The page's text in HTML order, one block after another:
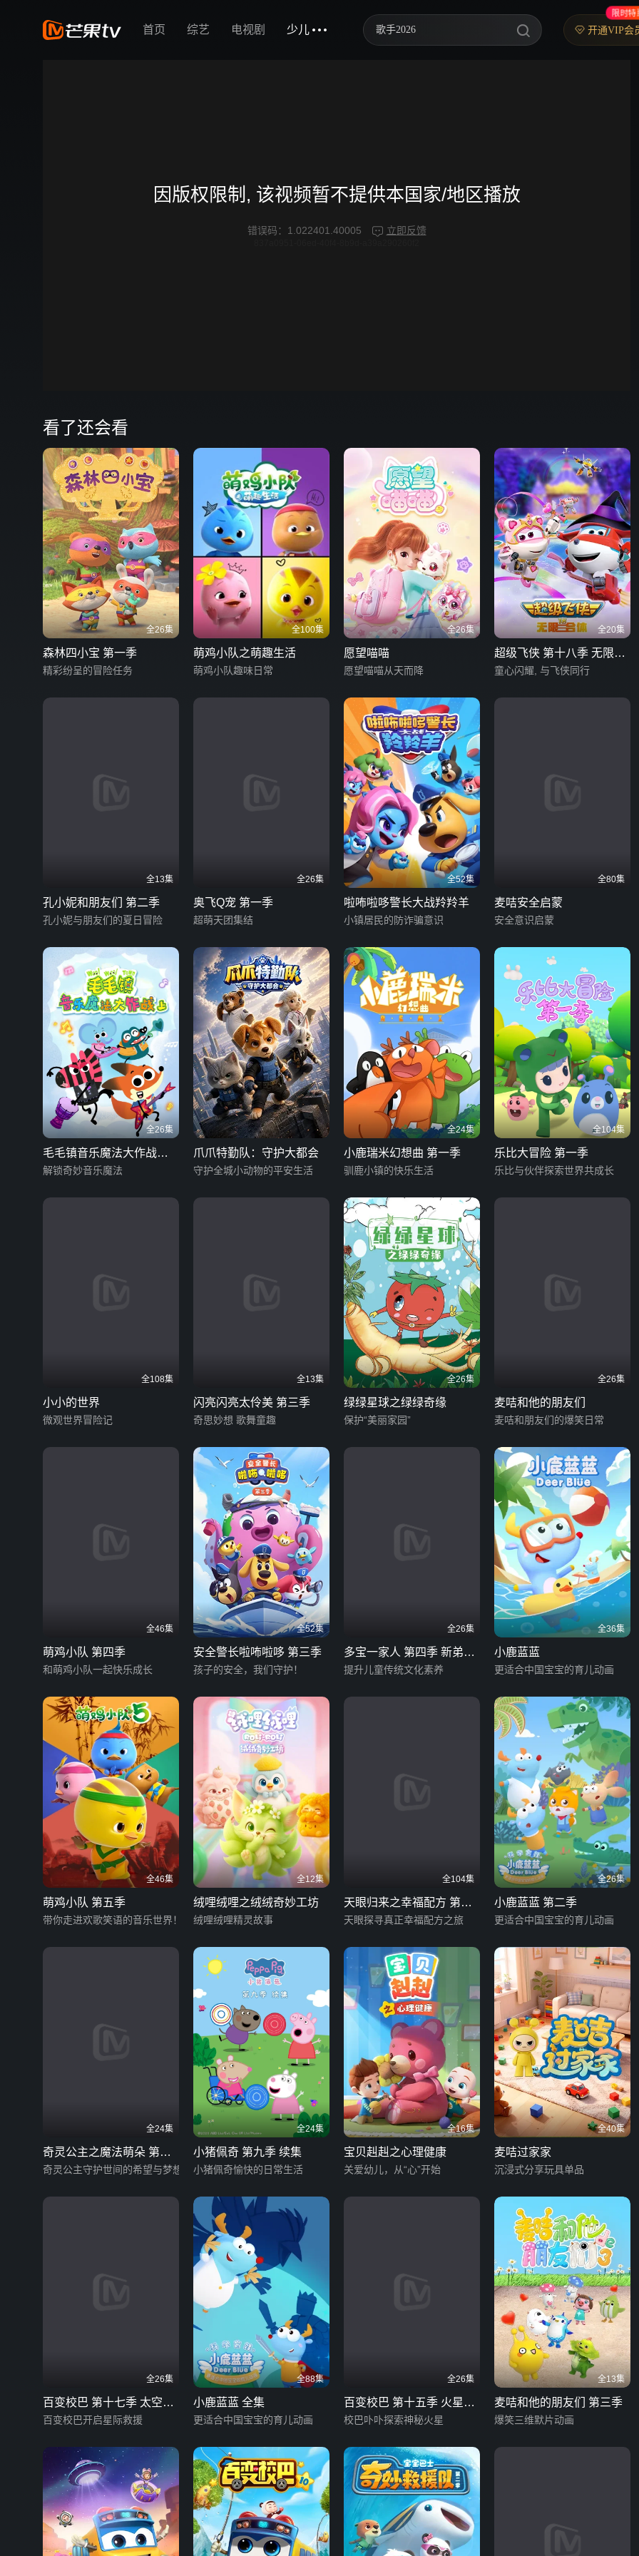
首页 综艺 电视剧 少儿 歌手2026
妻子的浪漫旅行2026
开通VIP会
限时特
因版权限制, 该视频暂不提供本国家/地区播放
错误码： 1.022401.40005 立即反馈
看了还会看
全26集
森林四小宝 第一季
精彩纷呈的冒险任务
全100集
萌鸡小队之萌趣生活
萌鸡小队趣味日常
全26集
愿望喵喵
愿望喵喵从天而降
全20集
超级飞侠 第十八季 无限合
体
童心闪耀, 与飞侠同行
全13集
孔小妮和朋友们 第二季
孔小妮与朋友们的夏日冒险
全26集
奥飞Q宠 第一季
超萌天团集结
全52集
啦咘啦哆警长大战羚羚羊
小镇居民的防诈骗意识
全80集
麦咭安全启蒙
安全意识启蒙
全26集
毛毛镇音乐魔法大作战
（上）
解锁奇妙音乐魔法
爪爪特勤队：守护大都会
守护全城小动物的平安生活
全24集
小鹿瑞米幻想曲 第一季
驯鹿小镇的快乐生活
全104集
乐比大冒险 第一季
乐比与伙伴探索世界共成长
全108集
小小的世界
微观世界冒险记
全13集
闪亮闪亮太伶美 第三季
奇思妙想 歌舞童趣
全26集
绿绿星球之绿绿奇缘
保护“美丽家园”
全26集
麦咭和他的朋友们
麦咭和朋友们的爆笑日常
全46集
萌鸡小队 第四季
和萌鸡小队一起快乐成长
全52集
安全警长啦咘啦哆 第三季
孩子的安全，我们守护！
全26集
多宝一家人 第四季 新弟子
规
提升儿童传统文化素养
全36集
小鹿蓝蓝
更适合中国宝宝的育儿动画
全46集
萌鸡小队 第五季
带你走进欢歌笑语的音乐世界！
全12集
绒哩绒哩之绒绒奇妙工坊
绒哩绒哩精灵故事
全104集
天眼归来之幸福配方 第二
季
天眼探寻真正幸福配方之旅
全26集
小鹿蓝蓝 第二季
更适合中国宝宝的育儿动画
全24集
奇灵公主之魔法萌朵 第一
季
奇灵公主守护世间的希望与梦想
全24集
小猪佩奇 第九季 续集
小猪佩奇愉快的日常生活
全16集
宝贝赳赳之心理健康
关爱幼儿，从“心”开始
全40集
麦咭过家家
沉浸式分享玩具单品
全26集
百变校巴 第十七季 太空大
冒险
百变校巴开启星际救援
全88集
小鹿蓝蓝 全集
更适合中国宝宝的育儿动画
全26集
百变校巴 第十五季 火星大
冒险
校巴卟卟探索神秘火星
全13集
麦咭和他的朋友们 第三季
爆笑三维默片动画